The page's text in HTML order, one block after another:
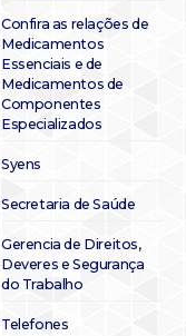
Confira as relações de
Medicamentos
Essenciais e de
Medicamentos de
Componentes
Especializados
Syens
Secretaria de Saúde
Gerencia de Direitos,
Deveres e Segurança
do Trabalho
Telefones